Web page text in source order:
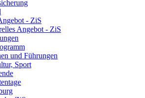
- ZiS
Angebot - ZiS
und Führungen
Sport